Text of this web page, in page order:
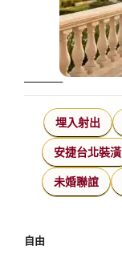
埋入射出
安捷台北裝潢
未婚聯誼
自由